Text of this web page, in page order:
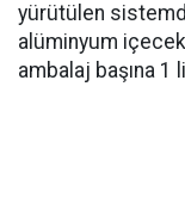
yürütülen
alüminyum
ambalaj başına 1